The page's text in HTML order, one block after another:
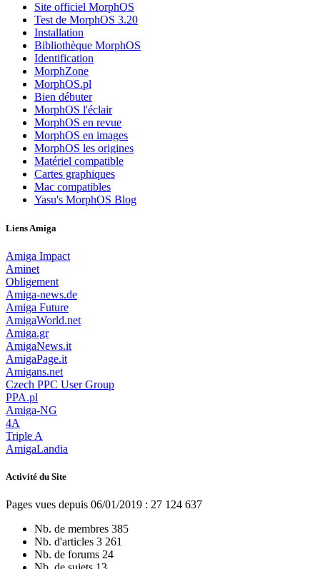
Site officiel MorphOS
Test de MorphOS 3.20
Installation
Bibliothèque MorphOS
Identification
MorphZone
MorphOS.pl
Bien débuter
MorphOS l'éclair
MorphOS en revue
MorphOS en images
MorphOS les origines
Matériel compatible
Cartes graphiques
Mac compatibles
Yasu's MorphOS Blog
Liens Amiga
Amiga Impact
Aminet
Obligement
Amiga-news.de
Amiga Future
AmigaWorld.net
Amiga.gr
AmigaNews.it
AmigaPage.it
Amigans.net
Czech PPC User Group
PPA.pl
Amiga-NG
4A
Triple A
AmigaLandia
Activité du Site
Pages vues depuis 06/01/2019 : 27 124 637
Nb. de membres 385
Nb. d'articles 3 261
Nb. de forums 24